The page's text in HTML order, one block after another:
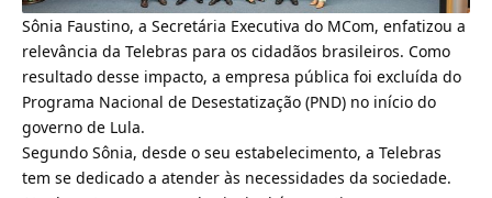
Sônia Faustino, a Secretária Executiva do MCom, enfatizou a
relevância da Telebras para os cidadãos brasileiros. Como
resultado desse impacto, a empresa pública foi excluída do
Programa Nacional de Desestatização (PND) no início do
governo de Lula.
Segundo Sônia, desde o seu estabelecimento, a Telebras
tem se dedicado a atender às necessidades da sociedade.